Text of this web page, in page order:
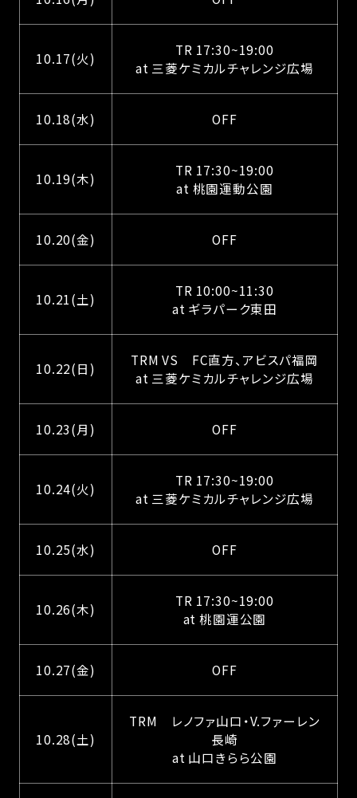
10.17(火)
TR 17:30~19:00
at 三菱ケミカルチャレンジ広場
10.18(水) OFF
10.19(木)
TR 17:30~19:00
at 桃園運動公園
10.20(金) OFF
10.21(土)
TR 10:00~11:30
at ギラパーク東田
10.22(日)
TRM VS FC直方、アビスパ福岡
at 三菱ケミカルチャレンジ広場
10.23(月) OFF
10.24(火)
TR 17:30~19:00
at 三菱ケミカルチャレンジ広場
10.25(水) OFF
10.26(木)
TR 17:30~19:00
at 桃園運公園
10.27(金) OFF
10.28(土)
TRM レノファ山口・V.ファーレン
長崎
at 山口きらら公園